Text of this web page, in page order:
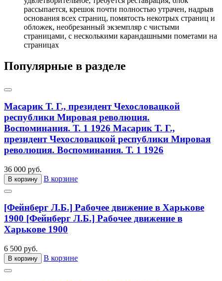
рассыпается, крешок почти полностью утрачен, надрыв
основания всех страниц, помятость некотрых страниц и
обложек, необрезанный экземпляр с чистыми
страницами, с несколькими карандашными пометами на
страницах
Популярные в разделе
Масарик Т. Г., президент Чехословацкой
республики Мировая революция.
Воспоминания. Т. 1 1926 Масарик Т. Г.,
президент Чехословацкой республики Мировая
революция. Воспоминания. Т. 1 1926
36 000 руб.
В корзину В корзине
[Фейнберг Л.Б.] Рабочее движение в Харькове
1900 [Фейнберг Л.Б.] Рабочее движение в
Харькове 1900
6 500 руб.
В корзину В корзине